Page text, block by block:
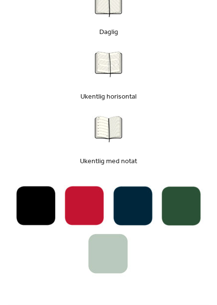
Daglig
Ukentlig horisontal
Ukentlig med notat